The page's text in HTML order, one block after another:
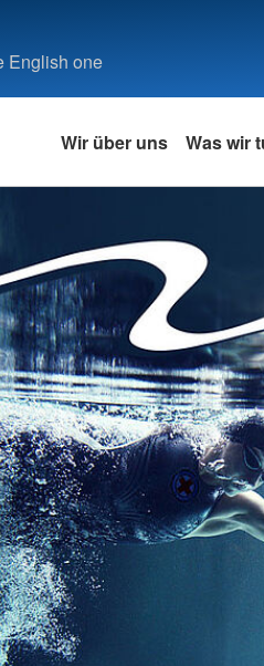
English one
Wir über uns Was wir